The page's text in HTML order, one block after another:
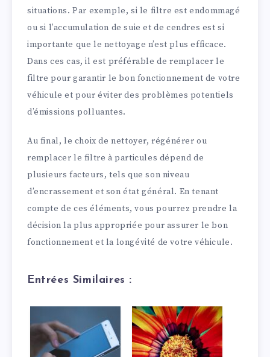
situations. Par exemple, si le filtre est endommagé
ou si l’accumulation de suie et de cendres est si
importante que le nettoyage n’est plus efficace.
Dans ces cas, il est préférable de remplacer le
filtre pour garantir le bon fonctionnement de votre
véhicule et pour éviter des problèmes potentiels
d’émissions polluantes.
Au final, le choix de nettoyer, régénérer ou
remplacer le filtre à particules dépend de
plusieurs facteurs, tels que son niveau
d’encrassement et son état général. En tenant
compte de ces éléments, vous pourrez prendre la
décision la plus appropriée pour assurer le bon
fonctionnement et la longévité de votre véhicule.
Entrées Similaires :